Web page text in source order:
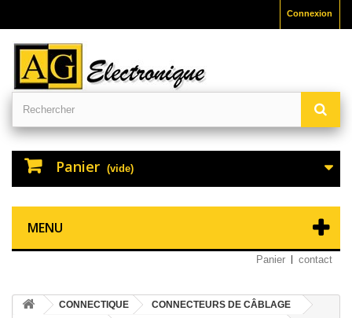
Connexion
Panier (vide)
MENU
Panier contact
CONNECTIQUE
CONNECTEURS DE CÂBLAGE